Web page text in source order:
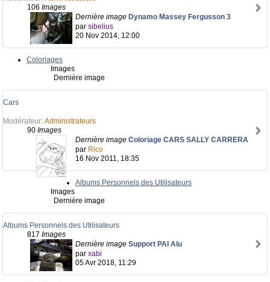
106 Images
Dernière image Dynamo Massey Fergusson 3
par sibelius
20 Nov 2014, 12:00
Coloriages
Images
Dernière image
Cars
Modérateur: Administrateurs
90 Images
Dernière image Coloriage CARS SALLY CARRERA
par Rico
16 Nov 2011, 18:35
Albums Personnels des Utilisateurs
Images
Dernière image
Albums Personnels des Utilisateurs
817 Images
Dernière image Support PAI Alu
par xabi
05 Avr 2018, 11:29